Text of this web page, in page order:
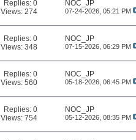
Replies:0
Views: 274
NOC_JP
07-24-2026, 05:21 PM
Replies:0
Views: 348
NOC_JP
07-15-2026, 06:29 PM
Replies:0
Views: 560
NOC_JP
05-18-2026, 06:45 PM
Replies:0
Views: 754
NOC_JP
05-12-2026, 08:35 PM